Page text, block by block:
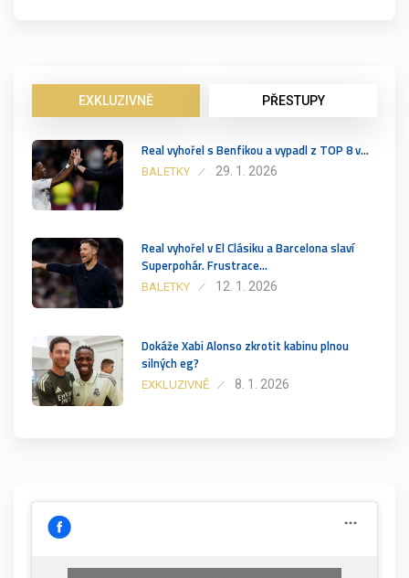
EXKLUZIVNĚ PŘESTUPY
Real vyhořel s Benfikou a vypadl z TOP 8 v…
BALETKY 29. 1. 2026
Real vyhořel v El Clásiku a Barcelona slaví
Superpohár. Frustrace…
BALETKY 12. 1. 2026
Dokáže Xabi Alonso zkrotit kabinu plnou
silných eg?
EXKLUZIVNĚ 8. 1. 2026